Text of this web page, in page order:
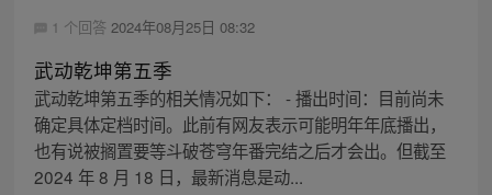
1 个回答 2024年08月25日 08:32
武动乾坤第五季
武动乾坤第五季的相关情况如下： - 播出时间：目前尚未
确定具体定档时间。此前有网友表示可能明年年底播出，
也有说被搁置要等斗破苍穹年番完结之后才会出。但截至
2024 年 8 月 18 日，最新消息是动...